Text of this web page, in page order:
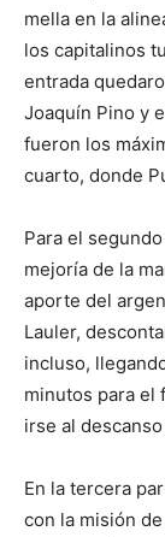
mella en la
los capitalinos
entrada
Joaquín Pino y
fueron los
cuarto, donde
Para el
mejoría de la
aporte del
Lauler,
incluso,
minutos para el
irse al
En la tercera
con la misión